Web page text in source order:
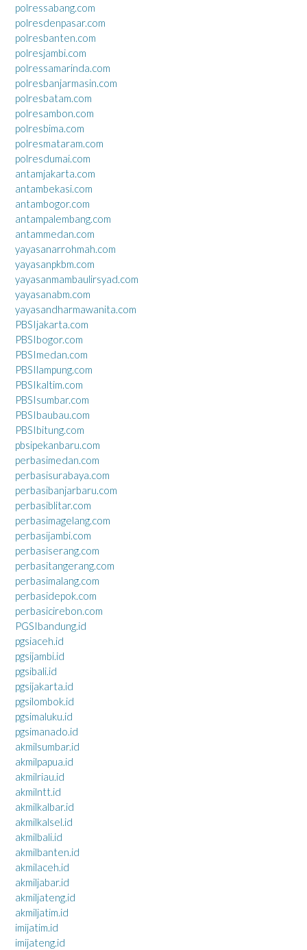
polressabang.com
polresdenpasar.com
polresbanten.com
polresjambi.com
polressamarinda.com
polresbanjarmasin.com
polresbatam.com
polresambon.com
polresbima.com
polresmataram.com
polresdumai.com
antamjakarta.com
antambekasi.com
antambogor.com
antampalembang.com
antammedan.com
yayasanarrohmah.com
yayasanpkbm.com
yayasanmambaulirsyad.com
yayasanabm.com
yayasandharmawanita.com
PBSIjakarta.com
PBSIbogor.com
PBSImedan.com
PBSIlampung.com
PBSIkaltim.com
PBSIsumbar.com
PBSIbaubau.com
PBSIbitung.com
pbsipekanbaru.com
perbasimedan.com
perbasisurabaya.com
perbasibanjarbaru.com
perbasiblitar.com
perbasimagelang.com
perbasijambi.com
perbasiserang.com
perbasitangerang.com
perbasimalang.com
perbasidepok.com
perbasicirebon.com
PGSIbandung.id
pgsiaceh.id
pgsijambi.id
pgsibali.id
pgsijakarta.id
pgsilombok.id
pgsimaluku.id
pgsimanado.id
akmilsumbar.id
akmilpapua.id
akmilriau.id
akmilntt.id
akmilkalbar.id
akmilkalsel.id
akmilbali.id
akmilbanten.id
akmilaceh.id
akmiljabar.id
akmiljateng.id
akmiljatim.id
imijatim.id
imijateng.id